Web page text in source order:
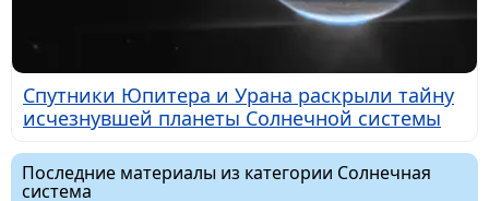
Спутники Юпитера и Урана раскрыли тайну
исчезнувшей планеты Солнечной системы
Последние материалы из категории Солнечная
система